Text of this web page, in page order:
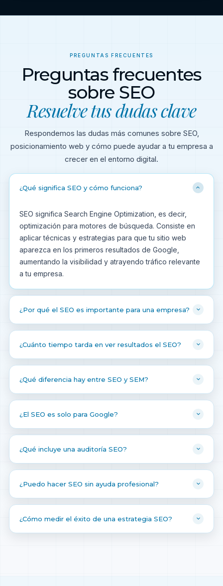
PREGUNTAS FRECUENTES
Preguntas frecuentes
sobre SEO
Resuelve tus dudas clave
Respondemos las dudas más comunes sobre SEO,
posicionamiento web y cómo puede ayudar a tu empresa a
crecer en el entorno digital.
¿Qué significa SEO y cómo funciona?
SEO significa Search Engine Optimization, es decir,
optimización para motores de búsqueda. Consiste en
aplicar técnicas y estrategias para que tu sitio web
aparezca en los primeros resultados de Google,
aumentando la visibilidad y atrayendo tráfico relevante
a tu empresa.
¿Por qué el SEO es importante para una empresa?
¿Cuánto tiempo tarda en ver resultados el SEO?
¿Qué diferencia hay entre SEO y SEM?
¿El SEO es solo para Google?
¿Qué incluye una auditoría SEO?
¿Puedo hacer SEO sin ayuda profesional?
¿Cómo medir el éxito de una estrategia SEO?